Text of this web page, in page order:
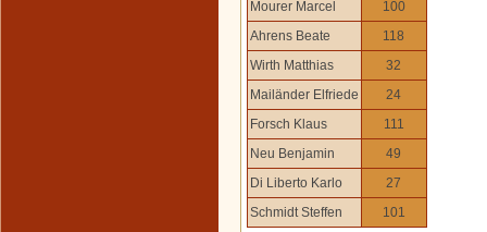
Mourer Marcel
100
Ahrens Beate
118
Wirth Matthias
32
Mailänder Elfriede
24
Forsch Klaus
111
Neu Benjamin
49
Di Liberto Karlo
27
Schmidt Steffen
101